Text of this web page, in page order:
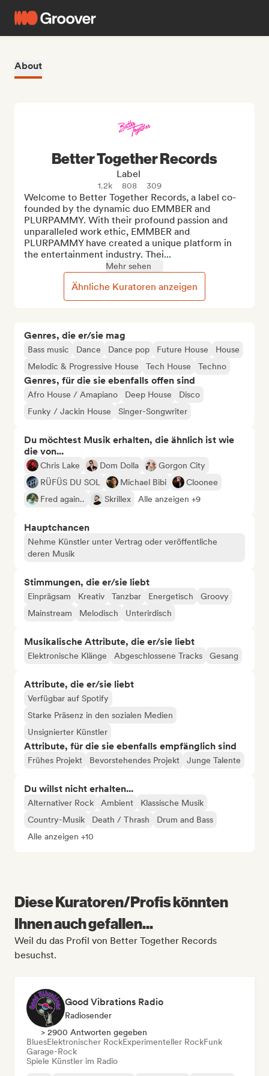
About
Genres, die er/sie mag
Bass music Dance Dance pop Future House
House
Melodic & Progressive House
Tech House Techno
Genres, für die sie ebenfalls offen sind
Afro House / Amapiano Deep House
Disco
Funky / Jackin House
Singer-Songwriter
Du möchtest Musik erhalten, die ähnlich ist wie
die von...
Chris Lake Dom Dolla
Gorgon City
RÜFÜS DU SOL
Michael Bibi
Cloonee
Fred again..
Skrillex Alle anzeigen +9
Hauptchancen
Nehme Künstler unter Vertrag oder veröffentliche
deren Musik
Stimmungen, die er/sie liebt
Einprägsam Kreativ Tanzbar Energetisch
Groovy
Mainstream
Melodisch Unterirdisch
Musikalische Attribute, die er/sie liebt
Elektronische Klänge Abgeschlossene Tracks Gesang
Attribute, die er/sie liebt
Verfügbar auf Spotify
Starke Präsenz in den sozialen Medien
Unsignierter Künstler
Attribute, für die sie ebenfalls empfänglich sind
Frühes Projekt Bevorstehendes Projekt Junge Talente
Du willst nicht erhalten...
Alternativer Rock Ambient
Klassische Musik
Country-Musik
Death / Thrash
Drum and Bass
Alle anzeigen +10
Better Together Records
Label
1.2k 808 309
Welcome to Better Together Records, a label co-
founded by the dynamic duo EMMBER and
PLURPAMMY. With their profound passion and
unparalleled work ethic, EMMBER and
PLURPAMMY have created a unique platform in
the entertainment industry. Thei...
Mehr sehen
Ähnliche Kuratoren anzeigen
Diese Kuratoren/Profis könnten
Ihnen auch gefallen...
Weil du das Profil von Better Together Records
besuchst.
Good Vibrations Radio
Radiosender
> 2900 Antworten gegeben
BluesElektronischer RockExperimenteller RockFunk
Garage-Rock
Spiele Künstler im Radio